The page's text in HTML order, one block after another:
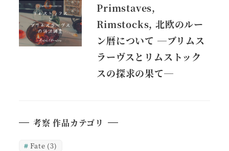
Primstaves,
Rimstocks, 北欧のルー
ン暦について ―ブリムス
ラーヴスとリムストック
スの探求の果て―
考察 作品カテゴリ
Fate (3)